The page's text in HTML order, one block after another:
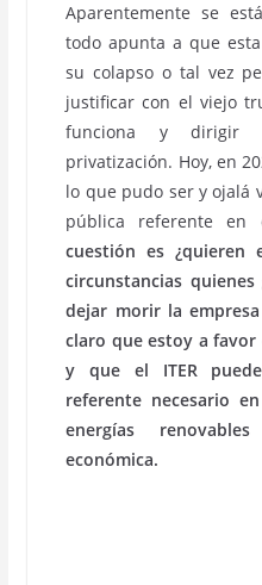
Aparentemente se
todo apunta a que
su colapso o tal vez
justificar con el viejo
funciona y dirigir
privatización. Hoy, en
lo que pudo ser y ojalá
pública referente en
cuestión es
circunstancias
dejar morir la
claro que estoy a favor
y que el ITER
referente necesario
energías
económica.